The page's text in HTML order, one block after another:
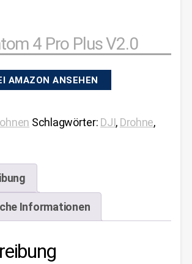
4 Pro Plus V2.0
AMAZON ANSEHEN
Schlagwörter: DJI, Drohne,
Informationen